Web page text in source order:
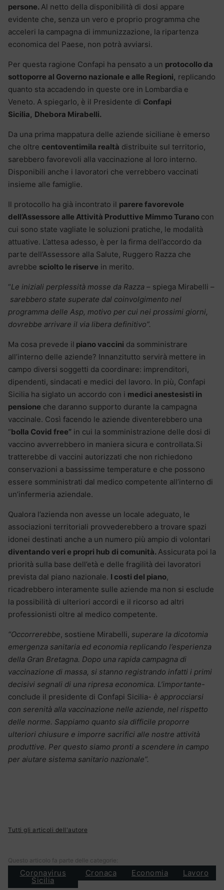
persone. Al netto della disponibilità di dosi appare
evidente che, senza un vero e proprio programma che
acceleri la campagna di immunizzazione, la ripartenza
economica del Paese, non potrà avviarsi.
Per questa ragione Confapi ha pensato a un protocollo da
sottoporre al Governo nazionale e alle Regioni, replicando
quanto sta accadendo in queste ore in Lombardia e
Veneto. A spiegarlo, è il Presidente di Confapi
Sicilia, Dhebora Mirabelli.
Da una prima mappatura delle aziende siciliane è emerso
che oltre centoventimila realtà distribuite sul territorio,
sarebbero favorevoli alla vaccinazione al loro interno.
Disponibili anche i lavoratori che verrebbero vaccinati
insieme alle famiglie.
Il protocollo ha già incontrato il parere favorevole
dell’Assessore alle Attività Produttive Mimmo Turano con
cui sono state vagliate le soluzioni pratiche, le modalità
attuative. L’attesa adesso, è per la firma dell’accordo da
parte dell’Assessore alla Salute, Ruggero Razza che
avrebbe sciolto le riserve in merito.
“Le iniziali perplessità mosse da Razza – spiega Mirabelli –
sarebbero state superate dal coinvolgimento nel
programma delle Asp, motivo per cui nei prossimi giorni,
dovrebbe arrivare il via libera definitivo”.
Ma cosa prevede il piano vaccini da somministrare
all’interno delle aziende? Innanzitutto servirà mettere in
campo diversi soggetti da coordinare: imprenditori,
dipendenti, sindacati e medici del lavoro. In più, Confapi
Sicilia ha siglato un accordo con i medici anestesisti in
pensione che daranno supporto durante la campagna
vaccinale. Così facendo le aziende diventerebbero una
“bolla Covid free” in cui la somministrazione delle dosi di
vaccino avverrebbero in maniera sicura e controllata.Si
tratterebbe di vaccini autorizzati che non richiedono
conservazioni a bassissime temperature e che possono
essere somministrati dal medico competente all’interno di
un’infermeria aziendale.
Qualora l’azienda non avesse un locale adeguato, le
associazioni territoriali provvederebbero a trovare spazi
idonei destinati anche a un numero più ampio di volontari
diventando veri e propri hub di comunità. Assicurata poi la
priorità sulla base dell’età e delle fragilità dei lavoratori
prevista dal piano nazionale. I costi del piano,
ricadrebbero interamente sulle aziende ma non si esclude
la possibilità di ulteriori accordi e il ricorso ad altri
professionisti oltre al medico competente.
“Occorrerebbe, sostiene Mirabelli, superare la dicotomia
emergenza sanitaria ed economia replicando l’esperienza
della Gran Bretagna. Dopo una rapida campagna di
vaccinazione di massa, si stanno registrando infatti i primi
decisivi segnali di una ripresa economica. L’importante-
conclude il presidente di Confapi Sicilia- è approcciarsi
con serenità alla vaccinazione nelle aziende, nel rispetto
delle norme. Sappiamo quanto sia difficile proporre
ulteriori chiusure e imporre sacrifici alle nostre attività
produttive. Per questo siamo pronti a scendere in campo
per aiutare sistema sanitario nazionale”.
Tutti gli articoli dell'autore
Questo articolo fa parte delle categorie:
Coronavirus
Sicilia
Cronaca Economia Lavoro